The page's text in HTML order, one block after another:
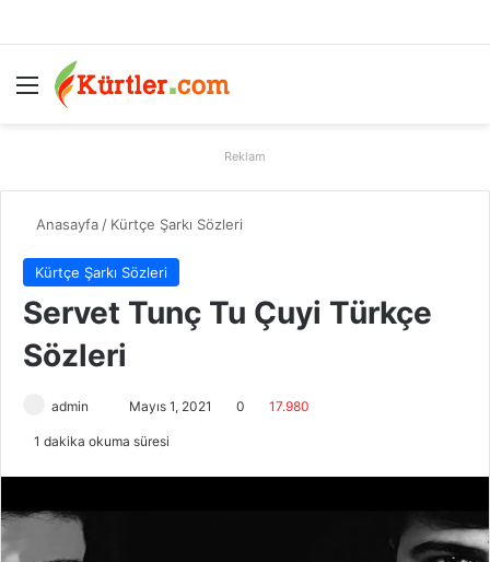
Menü
Reklam
Anasayfa / Kürtçe Şarkı Sözleri
Kürtçe Şarkı Sözleri
Servet Tunç Tu Çuyi Türkçe
Sözleri
admin Mayıs 1, 2021 0 17.980
1 dakika okuma süresi